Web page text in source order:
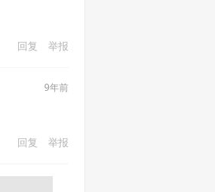
回复 举报
9年前
回复 举报